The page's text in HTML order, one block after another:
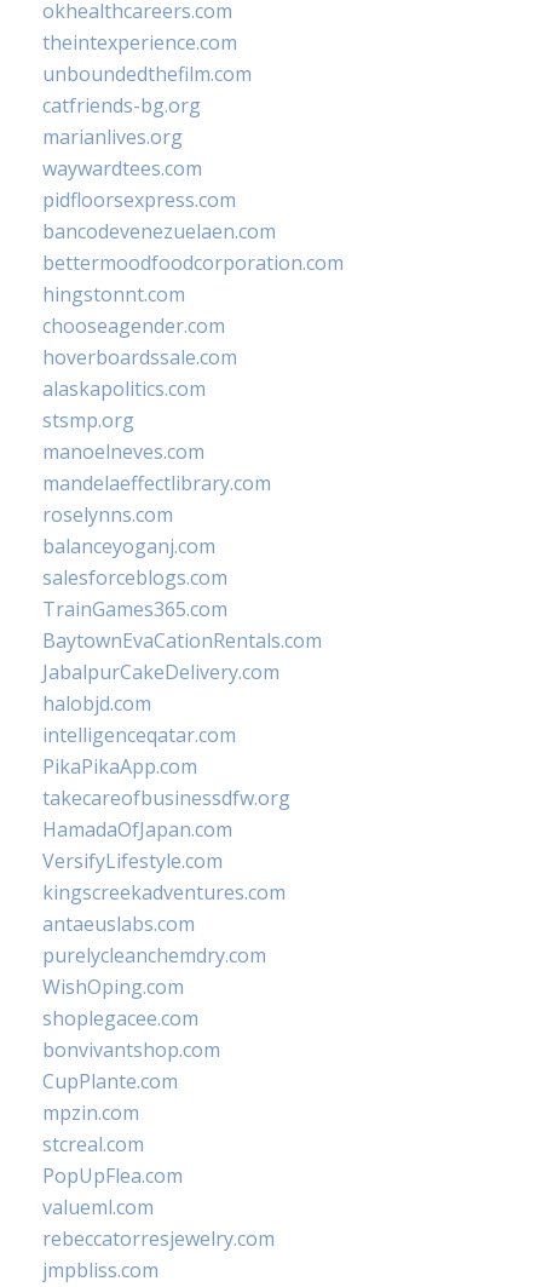
okhealthcareers.com
theintexperience.com
unboundedthefilm.com
catfriends-bg.org
marianlives.org
waywardtees.com
pidfloorsexpress.com
bancodevenezuelaen.com
bettermoodfoodcorporation.com
hingstonnt.com
chooseagender.com
hoverboardssale.com
alaskapolitics.com
stsmp.org
manoelneves.com
mandelaeffectlibrary.com
roselynns.com
balanceyoganj.com
salesforceblogs.com
TrainGames365.com
BaytownEvaCationRentals.com
JabalpurCakeDelivery.com
halobjd.com
intelligenceqatar.com
PikaPikaApp.com
takecareofbusinessdfw.org
HamadaOfJapan.com
VersifyLifestyle.com
kingscreekadventures.com
antaeuslabs.com
purelycleanchemdry.com
WishOping.com
shoplegacee.com
bonvivantshop.com
CupPlante.com
mpzin.com
stcreal.com
PopUpFlea.com
valueml.com
rebeccatorresjewelry.com
jmpbliss.com